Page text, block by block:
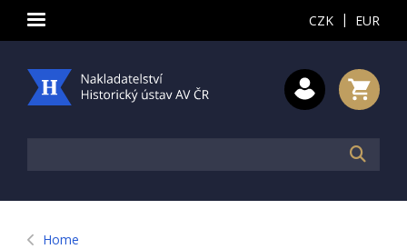
CZK | EUR
Home